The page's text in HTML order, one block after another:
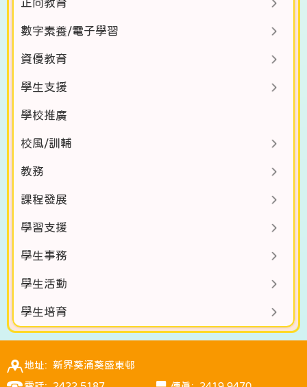
正向教育
數字素養/電子學習
資優教育
學生支援
學校推廣
校風/訓輔
教務
課程發展
學習支援
學生事務
學生活動
學生培育
地址: 新界葵涌葵盛東邨